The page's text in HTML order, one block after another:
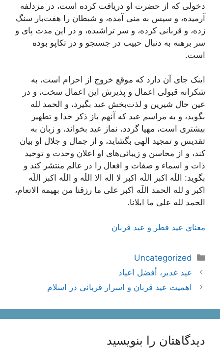
دخولى که از حضرت او دريافت کرده است، در مزدلفه
آرميده، و سپس به منى آمده، و شيطان را هفت‌بار سنگ
زده، و قربانى کرده، و سر تراشيده، و در اين مدت پاى و
سر برهنه به دنبال حبيب در جستجو و در تکاپو بوده
است.
اينک جاى آن دارد که موقع خروج از احرام است، به
شکرانه قبولى اعمال و پذيرش اين اعمال سخت، و در
عين حال شيرين و لذت‌بخش عيد بگيرد، و الحمد لله
بگويد، و به مراسم عيد که آنهم باز ذکر خدا و تطهير
بيشترى است، مهيا گردد، نماز عيد بخواند، و زبان به
تقديس و تمجيد الهى بگشايد، و از جمال و جلال او بيان
کند، و از محاسن و زيبائى‌هاى او اعلان وحدت و توحيد
ذات و اسماء و صفات و افعال را در عالم منتشر کند و
بگويد: اللَه اکبر اللَه اکبر لا اله الا اللَه و اللَه اکبر اللَه
اکبر و لله الحمد اللَه اکبر على ما رزقنا من بهيمة الانعام،
الحمد لله على ما ابلانا.
معناي‌ عيد فطر و عيد قربان
دسته‌ها
Uncategorized
ناوبری
نوشته‌ها
عيد غدير، أفضل اعياد
اهمیت عید قربان و اسرار قربانی در اسلام
دیدگاهتان را بنویسید